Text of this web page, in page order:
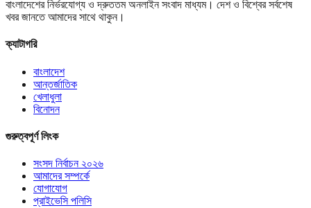
বাংলাদেশের নির্ভরযোগ্য ও দ্রুততম অনলাইন সংবাদ মাধ্যম। দেশ ও বিশ্বের সর্বশেষ
খবর জানতে আমাদের সাথে থাকুন।
ক্যাটাগরি
বাংলাদেশ
আন্তর্জাতিক
খেলাধুলা
বিনোদন
গুরুত্বপূর্ণ লিংক
সংসদ নির্বাচন ২০২৬
আমাদের সম্পর্কে
যোগাযোগ
প্রাইভেসি পলিসি